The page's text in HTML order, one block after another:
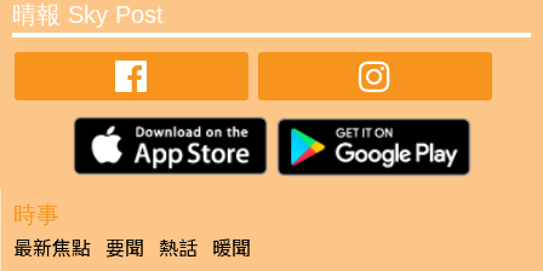
晴報 Sky Post
時事
最新焦點 要聞 熱話 暖聞